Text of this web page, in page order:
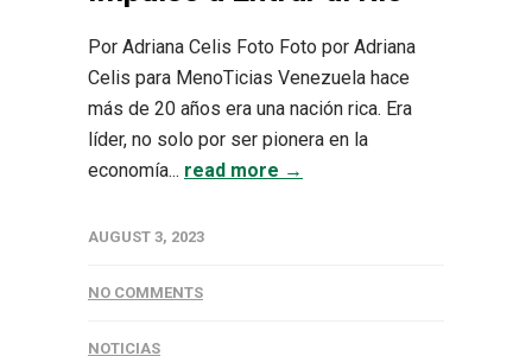
Por Adriana Celis Foto Foto por Adriana
Celis para MenoTicias Venezuela hace
más de 20 años era una nación rica. Era
líder, no solo por ser pionera en la
economía... read more →
AUGUST 3, 2023
NO COMMENTS
NOTICIAS